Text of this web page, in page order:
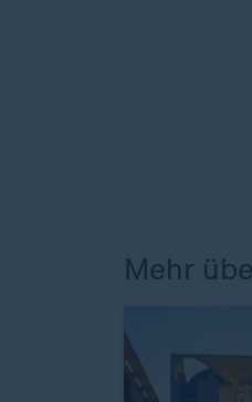
Mehr